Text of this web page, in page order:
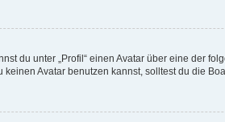
du unter „Profil“ einen Avatar über eine der
Avatar benutzen kannst, solltest du die